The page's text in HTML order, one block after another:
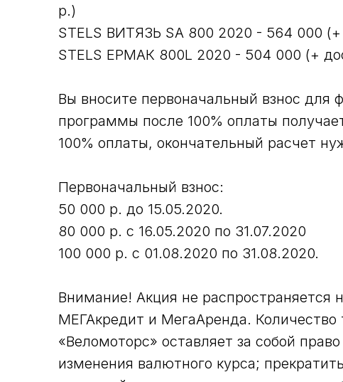
р.)
STELS ВИТЯЗЬ SA 800 2020 - 564 000 (+
STELS ЕРМАК 800L 2020 - 504 000 (+
Вы вносите первоначальный взнос для
программы после 100% оплаты
100% оплаты, окончательный расчет
Первоначальный взнос:
50 000 р. до 15.05.2020.
80 000 р. с 16.05.2020 по 31.07.2020
100 000 р. с 01.08.2020 по 31.08.2020.
Внимание! Акция не распространяется
МЕГАкредит и МегаАренда. Количество
«Веломоторс» оставляет за собой
изменения валютного курса;